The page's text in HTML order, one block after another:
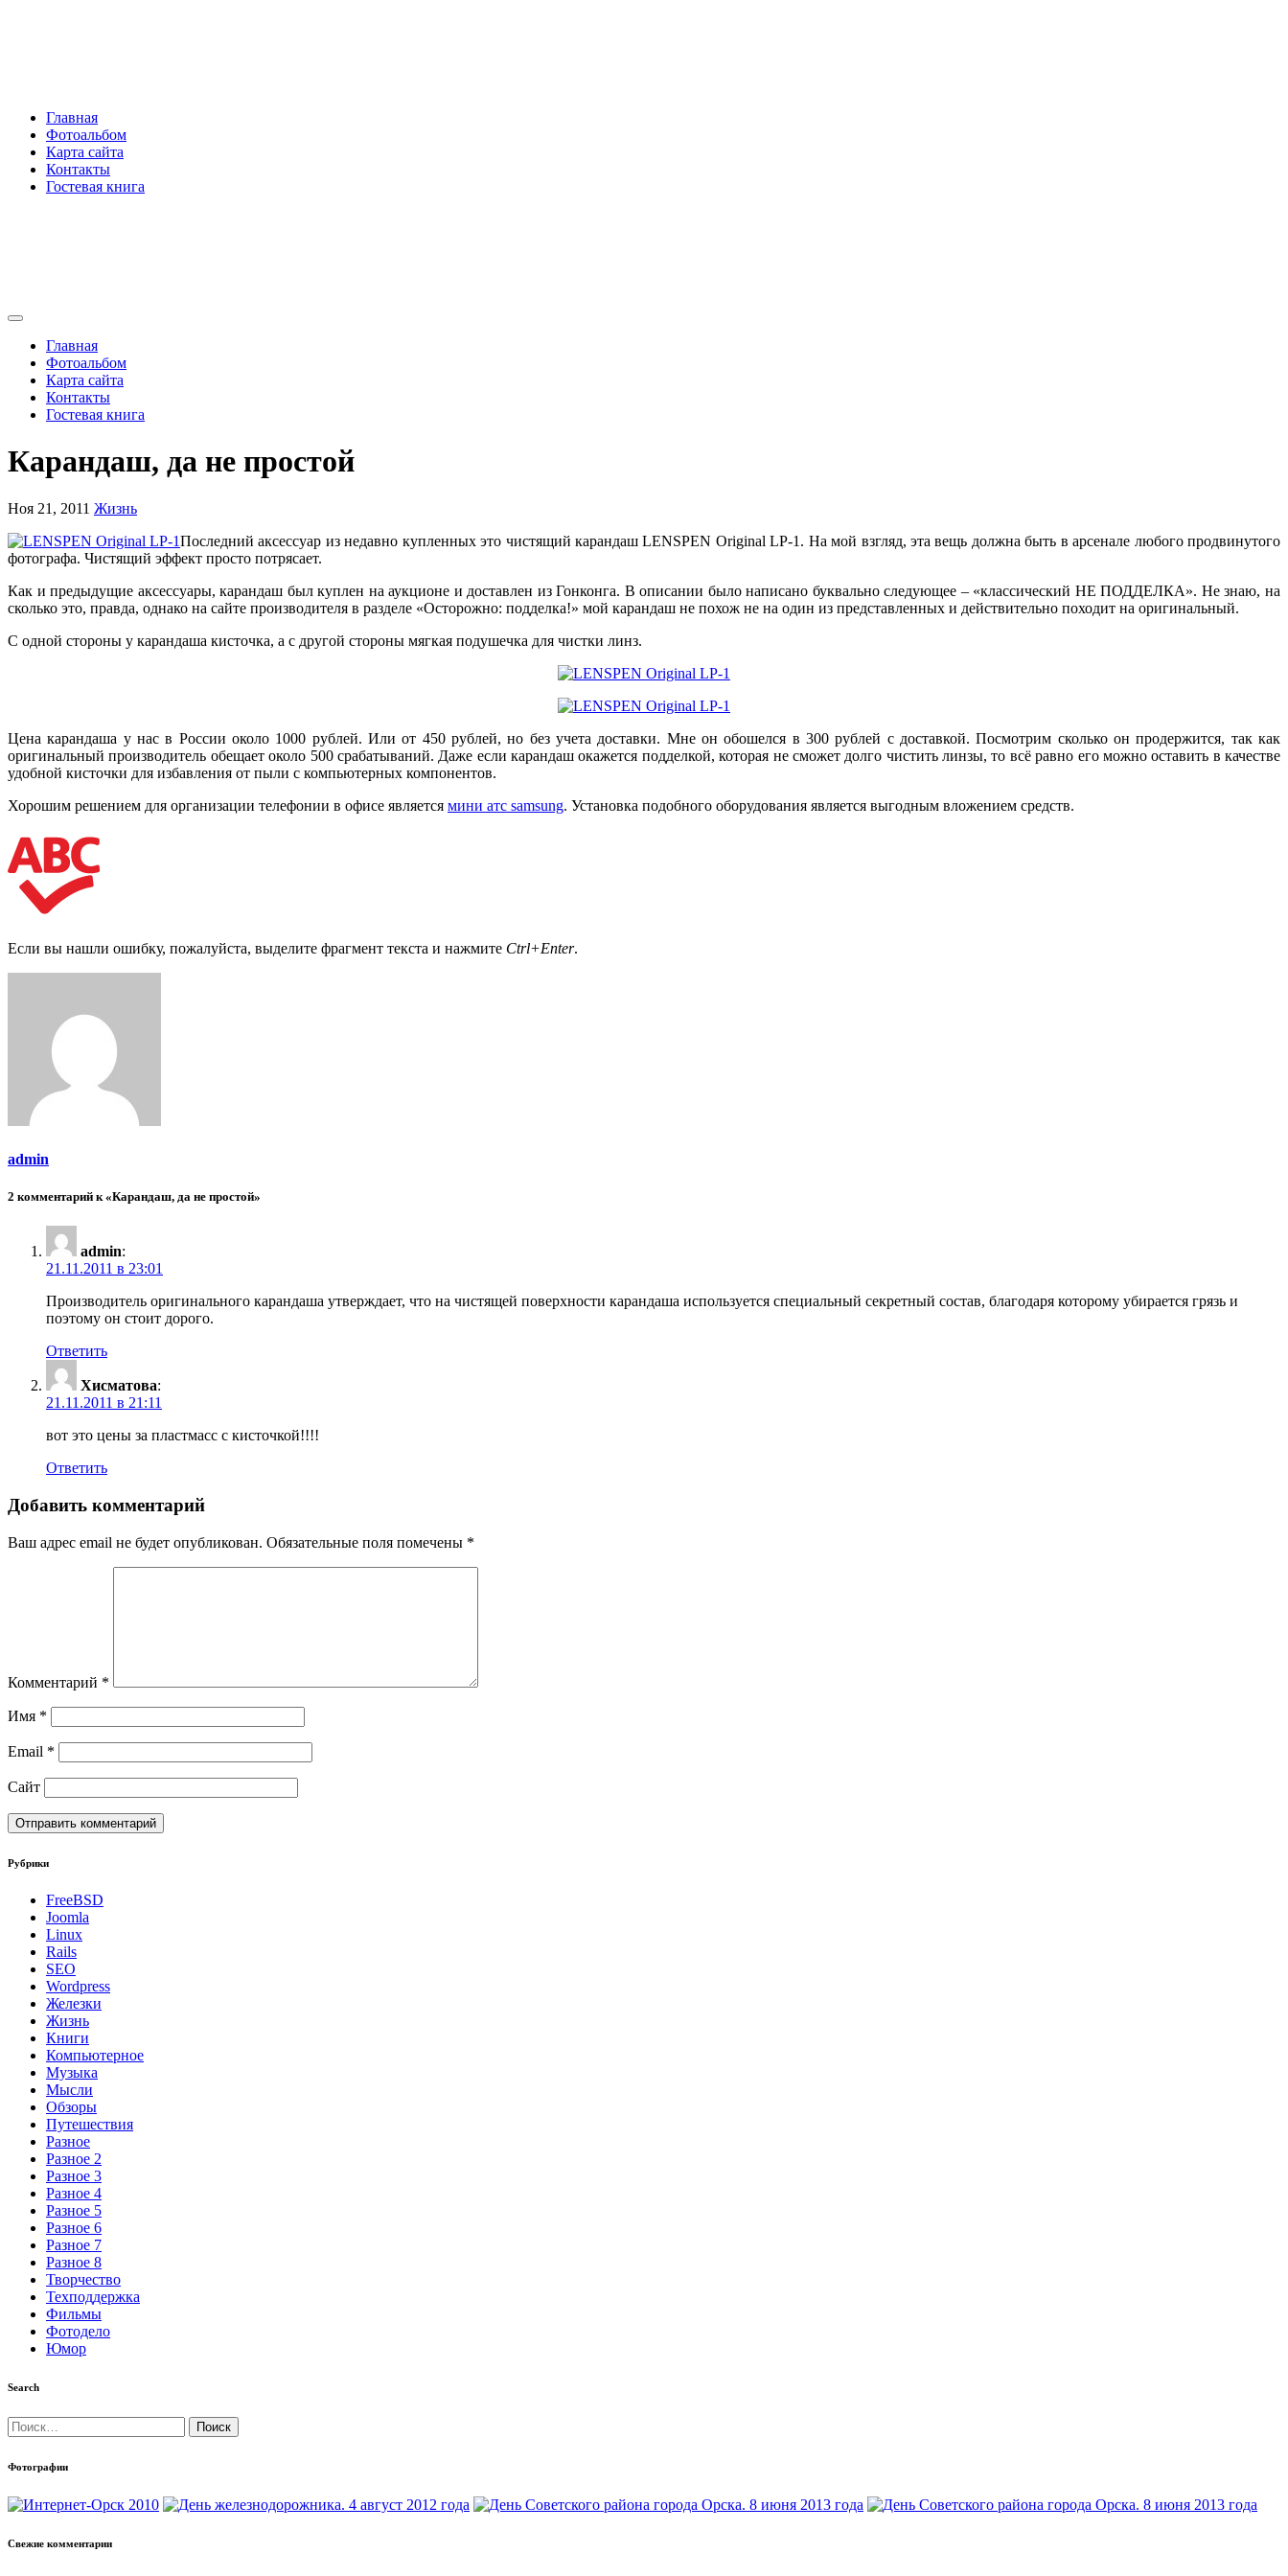
Главная
Фотоальбом
Карта сайта
Контакты
Гостевая книга
Главная
Фотоальбом
Карта сайта
Контакты
Гостевая книга
Карандаш, да не простой
Ноя 21, 2011 Жизнь
Последний аксессуар из недавно купленных это чистящий карандаш LENSPEN Original LP-1. На мой взгляд, эта вещь должна быть в арсенале любого продвинутого
фотографа. Чистящий эффект просто потрясает.
Как и предыдущие аксессуары, карандаш был куплен на аукционе и доставлен из Гонконга. В описании было написано буквально следующее – «классический НЕ ПОДДЕЛКА». Не знаю, на
сколько это, правда, однако на сайте производителя в разделе «Осторожно: подделка!» мой карандаш не похож не на один из представленных и действительно походит на оригинальный.
С одной стороны у карандаша кисточка, а с другой стороны мягкая подушечка для чистки линз.
Цена карандаша у нас в России около 1000 рублей. Или от 450 рублей, но без учета доставки. Мне он обошелся в 300 рублей с доставкой. Посмотрим сколько он продержится, так как
оригинальный производитель обещает около 500 срабатываний. Даже если карандаш окажется подделкой, которая не сможет долго чистить линзы, то всё равно его можно оставить в качестве
удобной кисточки для избавления от пыли с компьютерных компонентов.
Хорошим решением для организации телефонии в офисе является мини атс samsung. Установка подобного оборудования является выгодным вложением средств.
Если вы нашли ошибку, пожалуйста, выделите фрагмент текста и нажмите Ctrl+Enter.
admin
2 комментарий к «Карандаш, да не простой»
admin:
21.11.2011 в 23:01
Производитель оригинального карандаша утверждает, что на чистящей поверхности карандаша используется специальный секретный состав, благодаря которому убирается грязь и
поэтому он стоит дорого.
Ответить
Хисматова:
21.11.2011 в 21:11
вот это цены за пластмасс с кисточкой!!!!
Ответить
Добавить комментарий
Ваш адрес email не будет опубликован. Обязательные поля помечены *
Комментарий *
Имя *
Email *
Сайт
Рубрики
FreeBSD
Joomla
Linux
Rails
SEO
Wordpress
Железки
Жизнь
Книги
Компьютерное
Музыка
Мысли
Обзоры
Путешествия
Разное
Разное 2
Разное 3
Разное 4
Разное 5
Разное 6
Разное 7
Разное 8
Творчество
Техподдержка
Фильмы
Фотодело
Юмор
Search
Найти:
Фотографии
Свежие комментарии